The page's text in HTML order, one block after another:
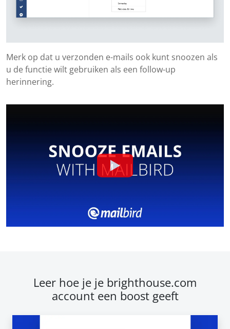
Merk op dat u verzonden e-mails ook kunt snoozen als
u de functie wilt gebruiken als een follow-up
herinnering.
Leer hoe je je brighthouse.com
account een boost geeft